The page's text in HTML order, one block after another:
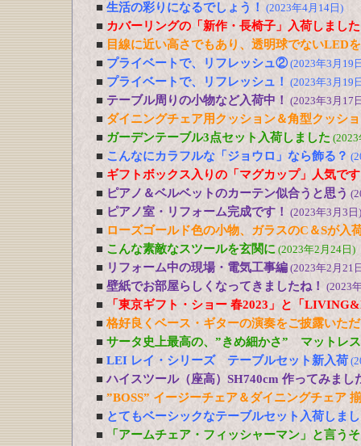
■ 生活の彩りになるでしょう！ (2023年4月14日)
■ カバーリングの「新作・長椅子」入荷しまし
■ 目線に近い高さでもあり、透明球でないLED
■ プライベートで、リフレッシュ② (2023年3月19
■ プライベートで、リフレッシュ！ (2023年3月19
■ テーブル周りの小物など入荷中！ (2023年3月17
■ ダイニングチェア用クッション＆角型クッシ
■ ガーデンテーブル3点セット入荷しました
■ こんなにカラフルな「ジョウロ」なら飾る？
■ ギフトボックス入りの「マグカップ」人気で
■ ピアノ＆ベルベットのカーテン似合うと思う
■ ピアノ室・リフォーム完成です！ (2023年3月3日)
■ ローズゴールド色の小物、ガラスのC＆Sが入
■ こんな素敵なスツールを玄関に (2023年2月24日)
■ リフォーム中の現場・電気工事編 (2023年2月21
■ 壁紙でお部屋らしくなってきましたね！ (2023
■
「東京ギフト・ショー 春2023」と「
■ 格好良くベース・ギターの演奏をご披露いた
■ サータ史上最高の、”きめ細かさ” マットレ
■ LEI レイ・シリーズ テーブルセット新入荷
■ ハイスツール（座高）SH740cm 作ってみまし
■ ”BOSS” イージーチェア＆ダイニングチェア
■ とてもベーシックなテーブルセット入荷しま
■
「アームチェア・フィッシャーマン」と言う